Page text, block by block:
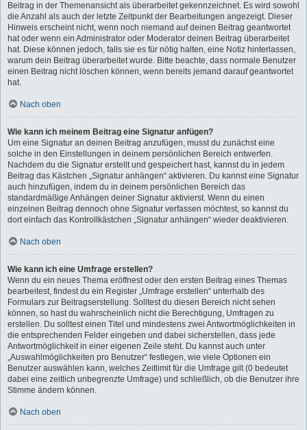
Beitrag in der Themenansicht als überarbeitet gekennzeichnet. Es wird sowohl
die Anzahl als auch der letzte Zeitpunkt der Bearbeitungen angezeigt. Dieser
Hinweis erscheint nicht, wenn noch niemand auf deinen Beitrag geantwortet
hat oder wenn ein Administrator oder Moderator deinen Beitrag überarbeitet
hat. Diese können jedoch, falls sie es für nötig halten, eine Notiz hinterlassen,
warum dein Beitrag überarbeitet wurde. Bitte beachte, dass normale Benutzer
einen Beitrag nicht löschen können, wenn bereits jemand darauf geantwortet
hat.
Nach oben
Wie kann ich meinem Beitrag eine Signatur anfügen?
Um eine Signatur an deinen Beitrag anzufügen, musst du zunächst eine
solche in den Einstellungen in deinem persönlichen Bereich entwerfen.
Nachdem du die Signatur erstellt und gespeichert hast, kannst du in jedem
Beitrag das Kästchen „Signatur anhängen“ aktivieren. Du kannst eine Signatur
auch hinzufügen, indem du in deinem persönlichen Bereich das
standardmäßige Anhängen deiner Signatur aktivierst. Wenn du einen
einzelnen Beitrag dennoch ohne Signatur verfassen möchtest, so kannst du
dort einfach das Kontrollkästchen „Signatur anhängen“ wieder deaktivieren.
Nach oben
Wie kann ich eine Umfrage erstellen?
Wenn du ein neues Thema eröffnest oder den ersten Beitrag eines Themas
bearbeitest, findest du ein Register „Umfrage erstellen“ unterhalb des
Formulars zur Beitragserstellung. Solltest du diesen Bereich nicht sehen
können, so hast du wahrscheinlich nicht die Berechtigung, Umfragen zu
erstellen. Du solltest einen Titel und mindestens zwei Antwortmöglichkeiten in
die entsprechenden Felder eingeben und dabei sicherstellen, dass jede
Antwortmöglichkeit in einer eigenen Zeile steht. Du kannst auch unter
„Auswahlmöglichkeiten pro Benutzer“ festlegen, wie viele Optionen ein
Benutzer auswählen kann, welches Zeitlimit für die Umfrage gilt (0 bedeutet
dabei eine zeitlich unbegrenzte Umfrage) und schließlich, ob die Benutzer ihre
Stimme ändern können.
Nach oben